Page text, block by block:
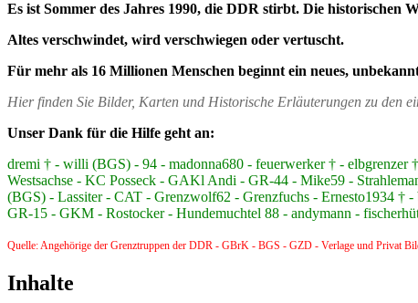
Es ist Sommer des Jahres 1990, die DDR stirbt. Die historischen
Altes verschwindet, wird verschwiegen oder vertuscht.
Für mehr als 16 Millionen Menschen beginnt ein neues,
Hier finden Sie Bilder, Karten und Historische Erläuterungen zu den
Unser Dank für die Hilfe geht an:
dremi † - willi (BGS) - 94 - madonna680 - feuerwerker † -
Westsachse - KC Posseck - GAKl Andi - GR-44 - Mike59 -
(BGS) - Lassiter - CAT - Grenzwolf62 - Grenzfuchs - Ernesto1934 †
GR-15 - GKM - Rostocker - Hundemuchtel 88 - andymann -
Quelle: Angehörige der Grenztruppen der DDR - GBrK - BGS - GZD - Verlage und Privat
Inhalte